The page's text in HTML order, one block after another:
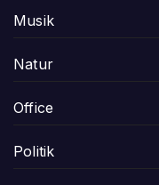
Musik
Natur
Office
Politik